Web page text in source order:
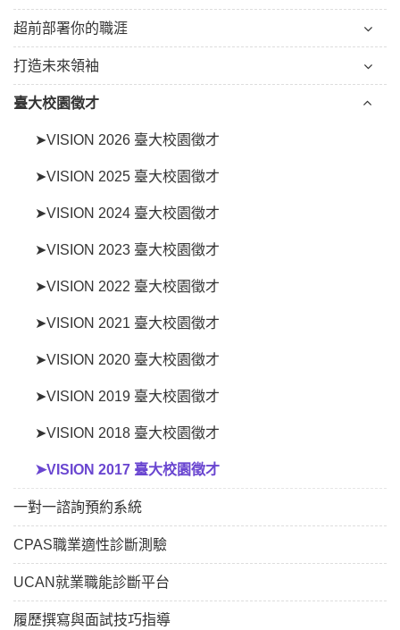
超前部署你的職涯
打造未來領袖
臺大校園徵才
➤VISION 2026 臺大校園徵才
➤VISION 2025 臺大校園徵才
➤VISION 2024 臺大校園徵才
➤VISION 2023 臺大校園徵才
➤VISION 2022 臺大校園徵才
➤VISION 2021 臺大校園徵才
➤VISION 2020 臺大校園徵才
➤VISION 2019 臺大校園徵才
➤VISION 2018 臺大校園徵才
➤VISION 2017 臺大校園徵才
一對一諮詢預約系統
CPAS職業適性診斷測驗
UCAN就業職能診斷平台
履歷撰寫與面試技巧指導